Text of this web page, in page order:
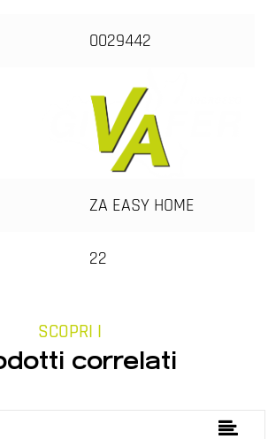
0029442
ZA EASY HOME
22
SCOPRI I
correlati